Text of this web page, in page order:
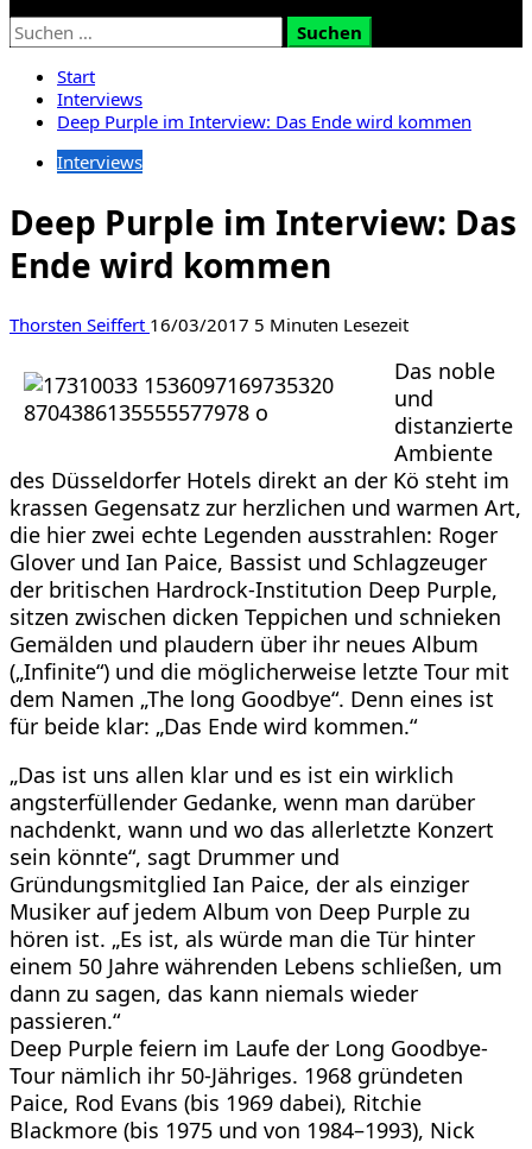
Suchen
nach:
Start
Interviews
Deep Purple im Interview: Das Ende wird kommen
Interviews
Deep Purple im Interview: Das
Ende wird kommen
Thorsten Seiffert 16/03/2017 5 Minuten Lesezeit
Das noble
und
distanzierte
Ambiente
des Düsseldorfer Hotels direkt an der Kö steht im
krassen Gegensatz zur herzlichen und warmen Art,
die hier zwei echte Legenden ausstrahlen: Roger
Glover und Ian Paice, Bassist und Schlagzeuger
der britischen Hardrock-Institution Deep Purple,
sitzen zwischen dicken Teppichen und schnieken
Gemälden und plaudern über ihr neues Album
(„Infinite“) und die möglicherweise letzte Tour mit
dem Namen „The long Goodbye“. Denn eines ist
für beide klar: „Das Ende wird kommen.“
„Das ist uns allen klar und es ist ein wirklich
angsterfüllender Gedanke, wenn man darüber
nachdenkt, wann und wo das allerletzte Konzert
sein könnte“, sagt Drummer und
Gründungsmitglied Ian Paice, der als einziger
Musiker auf jedem Album von Deep Purple zu
hören ist. „Es ist, als würde man die Tür hinter
einem 50 Jahre währenden Lebens schließen, um
dann zu sagen, das kann niemals wieder
passieren.“
Deep Purple feiern im Laufe der Long Goodbye-
Tour nämlich ihr 50-Jähriges. 1968 gründeten
Paice, Rod Evans (bis 1969 dabei), Ritchie
Blackmore (bis 1975 und von 1984–1993), Nick